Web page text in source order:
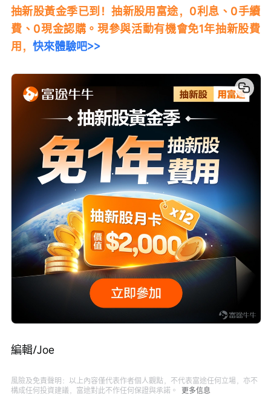
抽新股黃金季已到！抽新股用富途，0利息、0手續
費、0現金認購。現參與活動有機會免1年抽新股費
用， 快來體驗吧>>
編輯/Joe
風險及免責聲明：以上內容僅代表作者個人觀點，不代表富途任何立場，亦不
構成任何投資建議，富途對此不作任何保證與承諾。
更多信息